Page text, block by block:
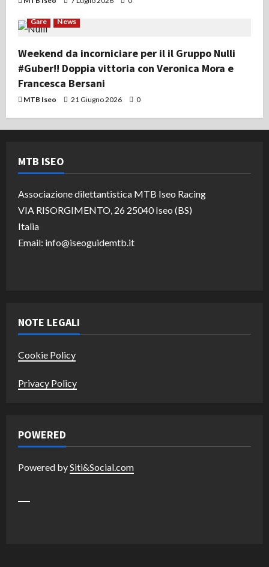
Gare News
Weekend da incorniciare per il il Gruppo Nulli
#Guber!! Doppia vittoria con Veronica Mora e
Francesca Bersani
MTB Iseo 21 Giugno 2026 0
MTB ISEO
Associazione dilettantistica MTB Iseo Racing
VIA RISORGIMENTO, 26 25040 Iseo (BS)
Italia
Email: info@iseoguidemtb.it
NOTE LEGALI
Cookie Policy
Privacy Policy
POWERED
Powered bySiti&Social.com